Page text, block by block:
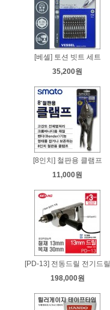
[베셀] 토션 빗트 세트
35,200원
[8인치] 철판용 클램프
11,000원
[PD-13] 전동드릴 전기드릴
198,000원